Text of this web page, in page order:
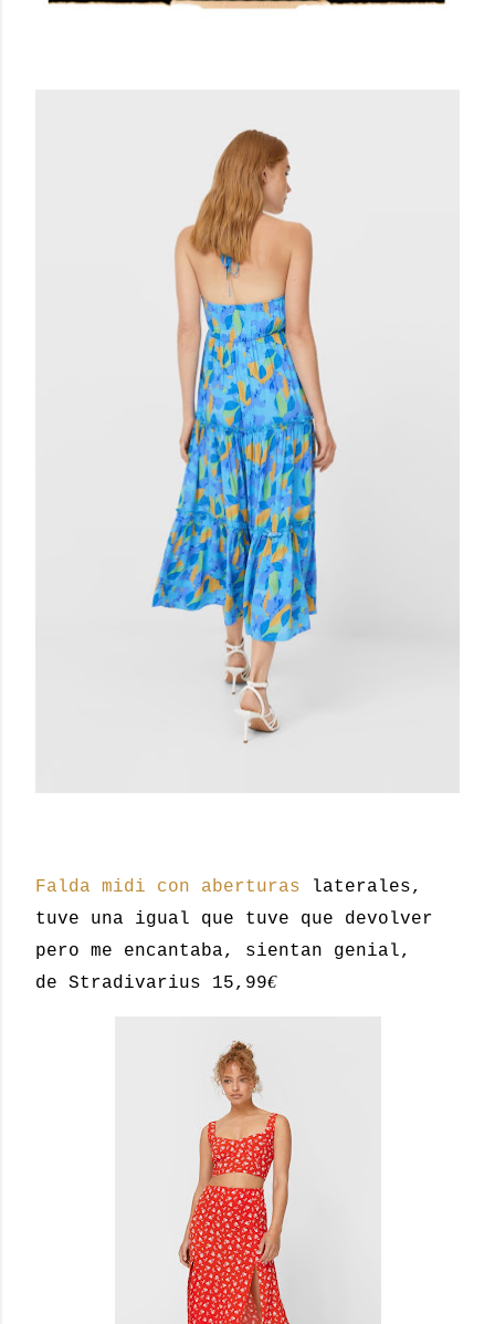
Falda midi con aberturas laterales,
tuve una igual que tuve que devolver
pero me encantaba, sientan genial,
de Stradivarius 15,99€